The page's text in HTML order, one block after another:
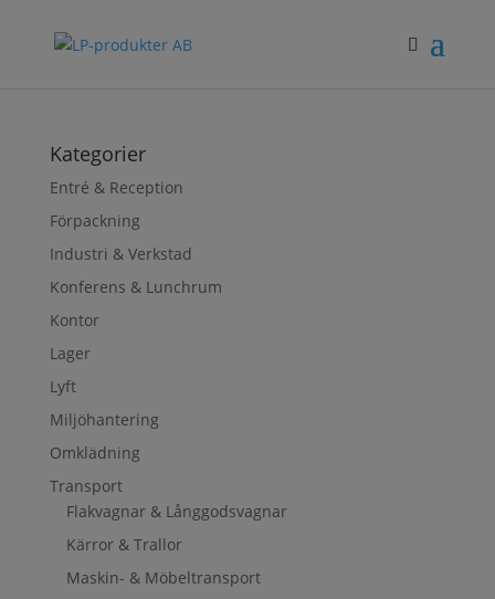
Kategorier
Entré & Reception
Förpackning
Industri & Verkstad
Konferens & Lunchrum
Kontor
Lager
Lyft
Miljöhantering
Omklädning
Transport
Flakvagnar & Långgodsvagnar
Kärror & Trallor
Maskin- & Möbeltransport